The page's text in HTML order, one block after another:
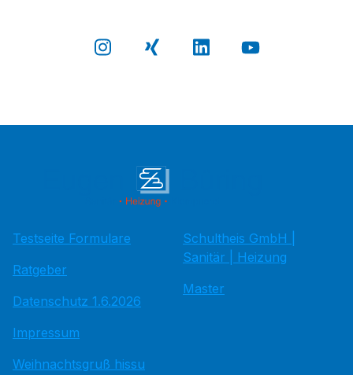
Testseite Formulare
Ratgeber
Datenschutz 1.6.2026
Impressum
Weihnachtsgruß hissu
Schultheis GmbH |
Sanitär | Heizung
Master